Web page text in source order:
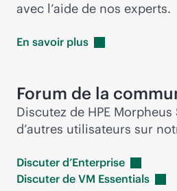
avec l’aide de nos experts.
En savoir plus
Forum de la
Discutez de HPE
d’autres utilisateurs sur
Discuter d’Enterprise
Discuter de VM Essentials